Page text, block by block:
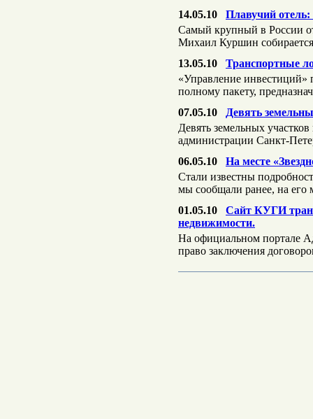
14.05.10
Плавучий отель:
Самый крупный в России
Михаил Куршин
13.05.10
Транспортные
«Управление инвестиций»
полному пакету,
07.05.10
Девять
Девять земельных
администрации Санкт-
06.05.10
На месте
Стали известны
мы сообщали ранее, на его
01.05.10
Сайт КУГИ
недвижимости.
На официальном портале
право заключения